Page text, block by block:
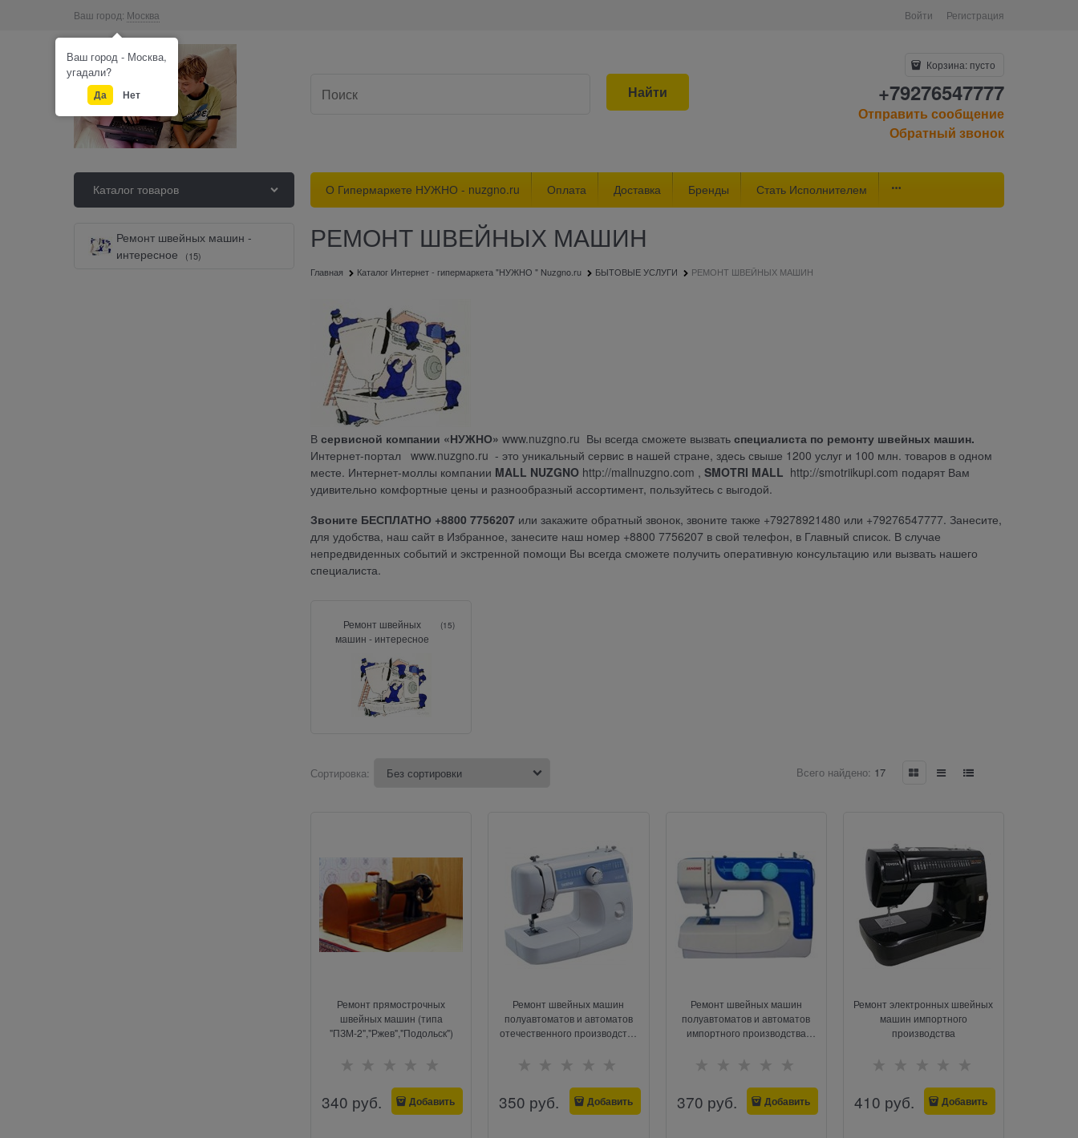
Ваш город: Москва Войти Регистрация
Найти
Корзина: пусто
+79276547777
Отправить сообщение
Обратный звонок
Каталог товаров О Гипермаркете НУЖНО - nuzgno.ru Оплата Доставка Бренды Стать Исполнителем
Ремонт швейных машин -
интересное
(15)
РЕМОНТ ШВЕЙНЫХ МАШИН
Главная Каталог Интернет - гипермаркета "НУЖНО " Nuzgno.ru БЫТОВЫЕ УСЛУГИ РЕМОНТ ШВЕЙНЫХ МАШИН
В сервисной компании «НУЖНО» www.nuzgno.ru Вы всегда сможете вызвать специалиста по ремонту швейных машин.
Интернет-портал www.nuzgno.ru - это уникальный сервис в нашей стране, здесь свыше 1200 услуг и 100 млн. товаров в одном
месте. Интернет-моллы компании MALL NUZGNO http://mallnuzgno.com , SMOTRI MALL http://smotriikupi.com подарят Вам
удивительно комфортные цены и разнообразный ассортимент, пользуйтесь с выгодой.
Звоните БЕСПЛАТНО +8800 7756207 или закажите обратный звонок, звоните также +79278921480 или +79276547777. Занесите,
для удобства, наш сайт в Избранное, занесите наш номер +8800 7756207 в свой телефон, в Главный список. В случае
непредвиденных событий и экстренной помощи Вы всегда сможете получить оперативную консультацию или вызвать нашего
специалиста.
Ремонт швейных
машин - интересное
(15)
Сортировка: Всего найдено: 17
Ремонт прямострочных
швейных машин (типа
"ПЗМ-2","Ржев","Подольск")
340 руб. Добавить
Ремонт швейных машин
полуавтоматов и автоматов
отечественного производства
350 руб. Добавить
Ремонт швейных машин
полуавтоматов и автоматов
импортного производства
370 руб. Добавить
Ремонт электронных швейных
машин импортного
производства
410 руб. Добавить
Ваш город - Москва,
угадали?
Да Нет